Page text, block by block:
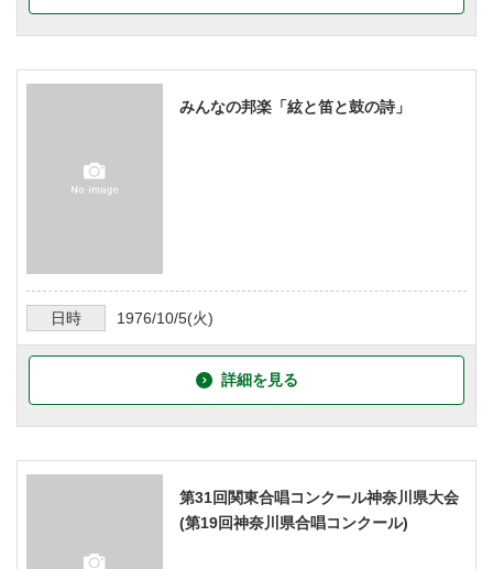
みんなの邦楽「絃と笛と鼓の詩」
日時 1976/10/5(火)
詳細を見る
第31回関東合唱コンクール神奈川県大会
(第19回神奈川県合唱コンクール)